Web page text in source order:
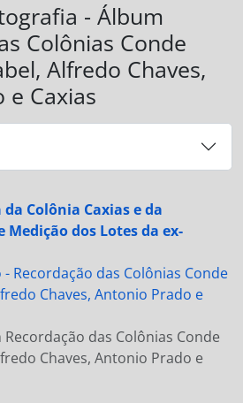
- Álbum
Colônias Conde
Alfredo Chaves,
e Caxias
Colônia Caxias e da
Medição dos Lotes da ex-
Recordação das Colônias Conde
Chaves, Antonio Prado e
das Colônias Conde
Chaves, Antonio Prado e